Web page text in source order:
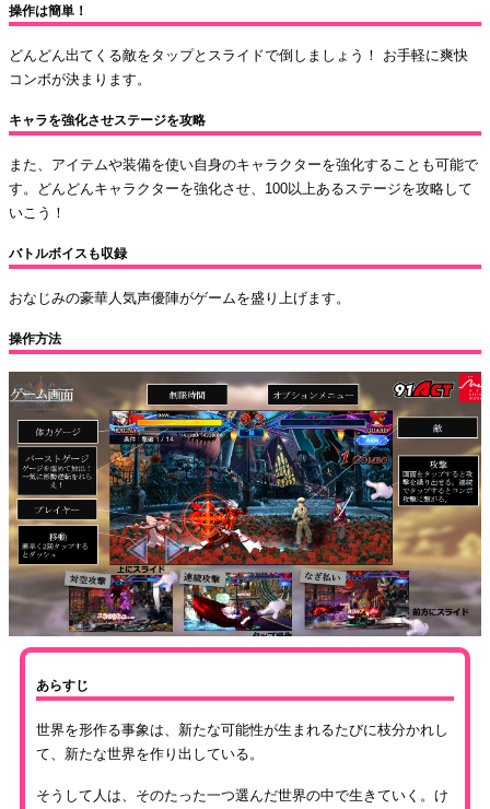
操作は簡単！
どんどん出てくる敵をタップとスライドで倒しましょう！ お手軽に爽快
コンボが決まります。
キャラを強化させステージを攻略
また、アイテムや装備を使い自身のキャラクターを強化することも可能で
す。どんどんキャラクターを強化させ、100以上あるステージを攻略して
いこう！
バトルボイスも収録
おなじみの豪華人気声優陣がゲームを盛り上げます。
操作方法
あらすじ
世界を形作る事象は、新たな可能性が生まれるたびに枝分かれし
て、新たな世界を作り出している。
そうして人は、そのたった一つ選んだ世界の中で生きていく。け